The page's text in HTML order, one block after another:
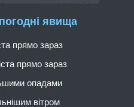
явища
прямо зараз
прямо зараз
опадами
вітром